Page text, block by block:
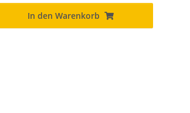
In den Warenkorb